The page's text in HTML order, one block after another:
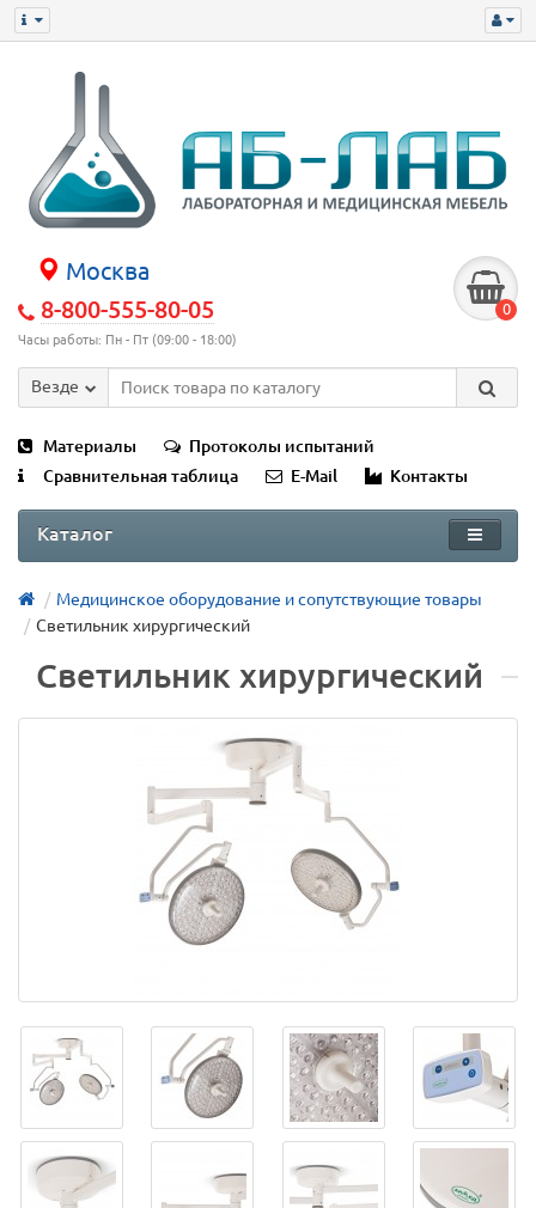
Москва
8-800-555-80-05
Часы работы: Пн - Пт (09:00 - 18:00)
0
Везде
Материалы
Протоколы испытаний
Сравнительная таблица
E-Mail Контакты
Каталог
Медицинское оборудование и сопутствующие товары
Светильник хирургический
Светильник хирургический